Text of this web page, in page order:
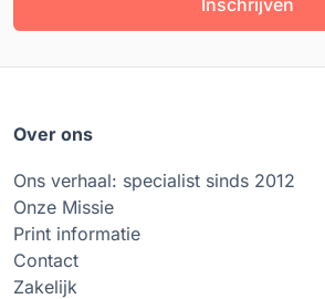
Over ons
Ons verhaal: specialist sinds 2012
Onze Missie
Print informatie
Contact
Zakelijk